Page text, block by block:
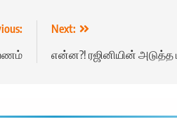
Next:
என்ன?! ரஜினியின் அடுத்த